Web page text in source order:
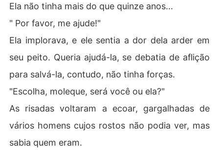
Ela não tinha mais do que quinze anos...
" Por favor, me ajude!"
Ela implorava, e ele sentia a dor dela arder em
seu peito. Queria ajudá-la, se debatia de aflição
para salvá-la, contudo, não tinha forças.
"Escolha, moleque, será você ou ela?"
As risadas voltaram a ecoar, gargalhadas de
vários homens cujos rostos não podia ver, mas
sabia quem eram.